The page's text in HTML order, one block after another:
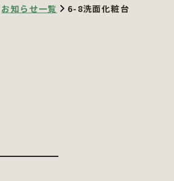
お知らせ一覧 6-8洗面化粧台